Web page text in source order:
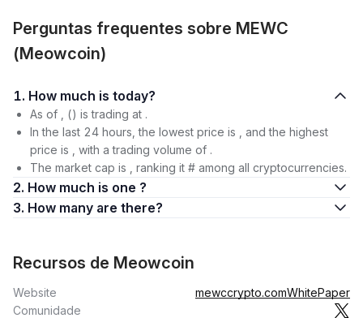
Perguntas frequentes sobre MEWC
(Meowcoin)
1. How much is today?
As of , () is trading at .
In the last 24 hours, the lowest price is , and the highest
price is , with a trading volume of .
The market cap is , ranking it # among all cryptocurrencies.
2. How much is one ?
3. How many are there?
Recursos de Meowcoin
Website mewccrypto.comWhitePaper
Comunidade